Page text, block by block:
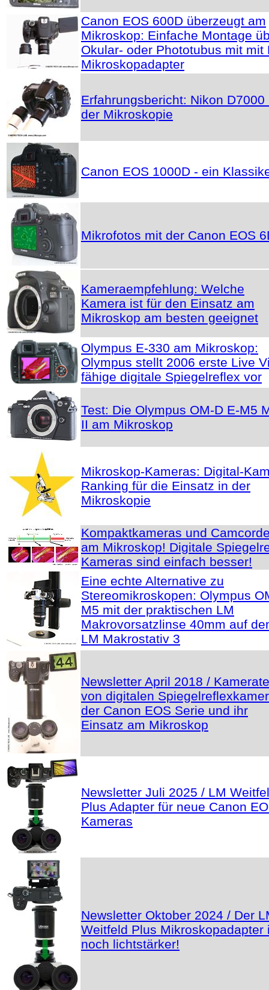
Canon EOS 600D überzeugt am
Mikroskop: Einfache Montage
Okular- oder Phototubus mit mit
Mikroskopadapter
Erfahrungsbericht: Nikon D7000
der Mikroskopie
Canon EOS 1000D - ein
Mikrofotos mit der Canon EOS
Kameraempfehlung: Welche
Kamera ist für den Einsatz am
Mikroskop am besten geeignet
Olympus E-330 am Mikroskop:
Olympus stellt 2006 erste Live
fähige digitale Spiegelreflex vor
Test: Die Olympus OM-D E-M5
II am Mikroskop
Mikroskop-Kameras: Digital-
Ranking für die Einsatz in der
Mikroskopie
Kompaktkameras und
am Mikroskop! Digitale
Kameras sind einfach besser!
Eine echte Alternative zu
Stereomikroskopen: Olympus
M5 mit der praktischen LM
Makrovorsatzlinse 40mm auf
LM Makrostativ 3
Newsletter April 2018 /
von digitalen
der Canon EOS Serie und ihr
Einsatz am Mikroskop
Newsletter Juli 2025 / LM
Plus Adapter für neue Canon
Kameras
Newsletter Oktober 2024 / Der
Weitfeld Plus Mikroskopadapter
noch lichtstärker!